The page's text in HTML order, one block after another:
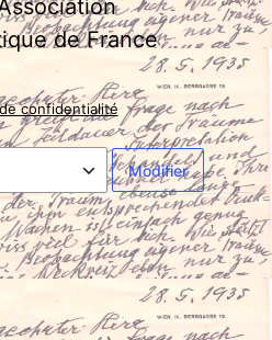
de France
confidentialité